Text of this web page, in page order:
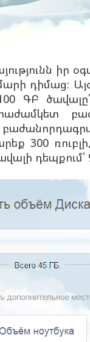
իր
դիմաց:
ԳԲ
300
դեպքում՝